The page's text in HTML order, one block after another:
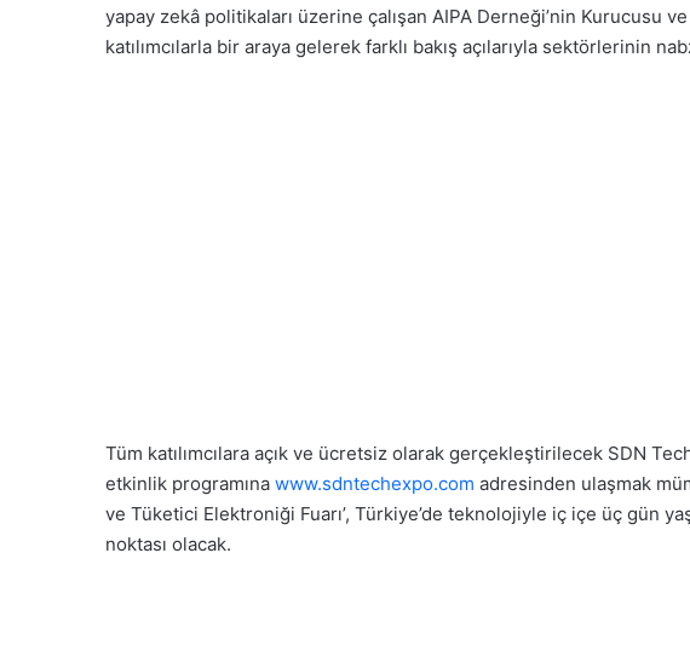
yapay zekâ politikaları üzerine çalışan AIPA Derneği’nin Kurucusu
katılımcılarla bir araya gelerek farklı bakış açılarıyla sektörlerinin
Tüm katılımcılara açık ve ücretsiz olarak gerçekleştirilecek SDN
etkinlik programına www.sdntechexpo.com adresinden ulaşmak
ve Tüketici Elektroniği Fuarı’, Türkiye’de teknolojiyle iç içe üç gün
noktası olacak.